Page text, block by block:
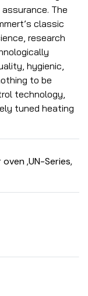
The
classic
research
hygienic,
to be
technology,
tuned heating
oven,UN-Series,